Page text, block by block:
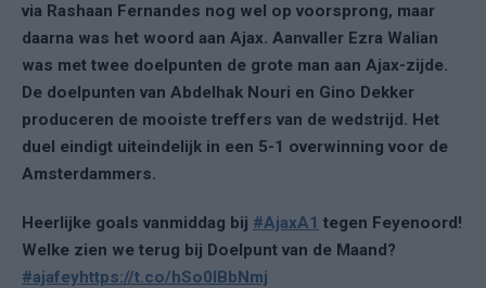
via Rashaan Fernandes nog wel op voorsprong, maar
daarna was het woord aan Ajax. Aanvaller Ezra Walian
was met twee doelpunten de grote man aan Ajax-zijde.
De doelpunten van Abdelhak Nouri en Gino Dekker
produceren de mooiste treffers van de wedstrijd. Het
duel eindigt uiteindelijk in een 5-1 overwinning voor de
Amsterdammers.
Heerlijke goals vanmiddag bij #AjaxA1 tegen Feyenoord!
Welke zien we terug bij Doelpunt van de Maand?
#ajafeyhttps://t.co/hSo0lBbNmj